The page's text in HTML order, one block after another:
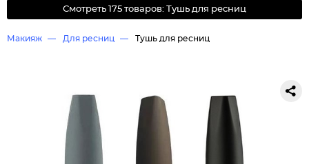
Смотреть 175 товаров: Тушь для ресниц
Макияж Для ресниц Тушь для ресниц